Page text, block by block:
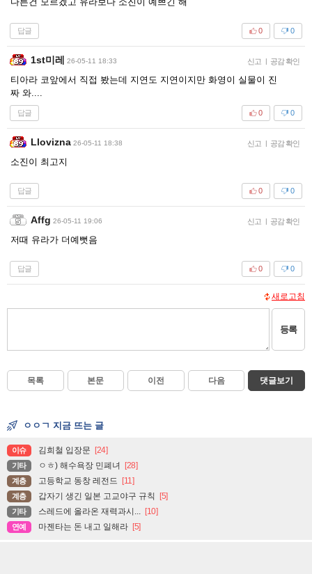
답글 0
0
1st미레 26-05-11 18:33 신고 | 공감 확인
티아라 코앞에서 직접 봤는데 지연도 지연이지만 화영이 실물이 진
짜 와....
답글 0
0
Llovizna 26-05-11 18:38 신고 | 공감 확인
소진이 최고지
답글 0
0
Affg 26-05-11 19:06 신고 | 공감 확인
저때 유라가 더예뻣음
답글 0
0
새로고침
등록
목록 본문 이전 다음 댓글보기
ㅇㅇㄱ 지금 뜨는 글
이슈 김희철 입장문 [24]
기타 ㅇㅎ) 해수욕장 민폐녀 [28]
계층 고등학교 동창 레전드 [11]
계층 갑자기 생긴 일본 고교야구 규칙 [5]
기타 스레드에 올라온 재력과시... [10]
연예 마젠타는 돈 내고 일해라 [5]